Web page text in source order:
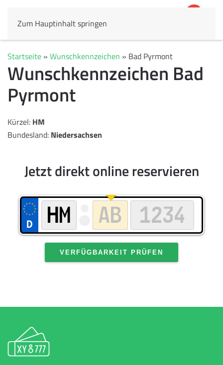
Zum Hauptinhalt springen
Startseite » Wunschkennzeichen » Bad Pyrmont
Wunschkennzeichen Bad
Pyrmont
Kürzel: HM
Bundesland: Niedersachsen
Jetzt direkt online reservieren
VERFÜGBARKEIT PRÜFEN